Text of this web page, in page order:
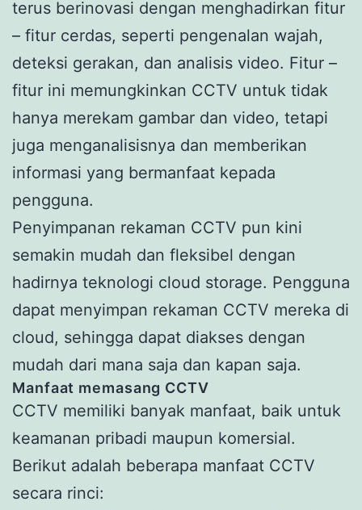
terus berinovasi dengan menghadirkan fitur
– fitur cerdas, seperti pengenalan wajah,
deteksi gerakan, dan analisis video. Fitur –
fitur ini memungkinkan CCTV untuk tidak
hanya merekam gambar dan video, tetapi
juga menganalisisnya dan memberikan
informasi yang bermanfaat kepada
pengguna.
Penyimpanan rekaman CCTV pun kini
semakin mudah dan fleksibel dengan
hadirnya teknologi cloud storage. Pengguna
dapat menyimpan rekaman CCTV mereka di
cloud, sehingga dapat diakses dengan
mudah dari mana saja dan kapan saja.
Manfaat memasang CCTV
CCTV memiliki banyak manfaat, baik untuk
keamanan pribadi maupun komersial.
Berikut adalah beberapa manfaat CCTV
secara rinci: